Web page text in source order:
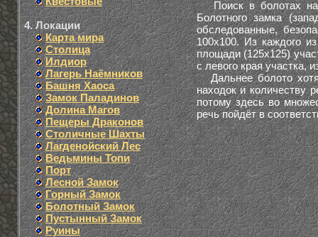
4. Локации
Карта мира
Столица
Илдиор
Лагерь Наёмников
Башня Хаоса
Замок Паладинов
Долина Магов
Пещеры Драконов
Столичные Шахты
Лагденойский Лес
Ведьмины Топи
Порт
Лесной Замок
Горный Замок
Болотный Замок
Пустынный Замок
Руины
Поиск в болотах
Болотного замка
обследованные,
100х100. Из каждого
площади (125х125)
с левого края участка,
Дальнее болото хотя
находок и количеству
потому здесь во
речь пойдёт в